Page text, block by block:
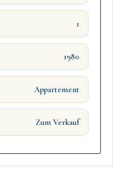
1
1980
Appartement
Zum Verkauf